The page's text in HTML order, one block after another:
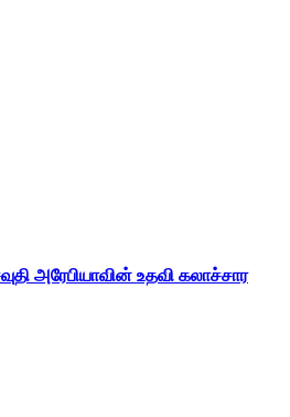
அரேபியாவின் உதவி கலாச்சார